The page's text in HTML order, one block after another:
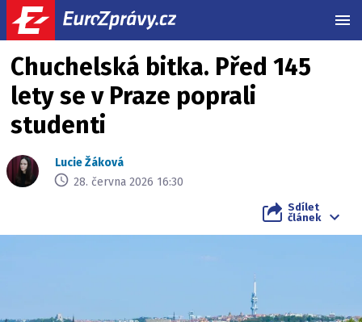
Chuchelská bitka. Před 145
lety se v Praze poprali
studenti
Lucie Žáková
28. června 2026 16:30
Sdílet
článek